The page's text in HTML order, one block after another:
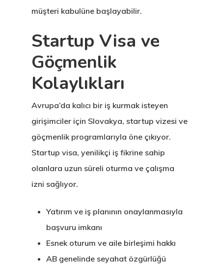
müşteri kabulüne başlayabilir.
Startup Visa ve
Göçmenlik
Kolaylıkları
Avrupa’da kalıcı bir iş kurmak isteyen
girişimciler için Slovakya, startup vizesi ve
göçmenlik programlarıyla öne çıkıyor.
Startup visa, yenilikçi iş fikrine sahip
olanlara uzun süreli oturma ve çalışma
izni sağlıyor.
Yatırım ve iş planının onaylanmasıyla
başvuru imkanı
Esnek oturum ve aile birleşimi hakkı
AB genelinde seyahat özgürlüğü